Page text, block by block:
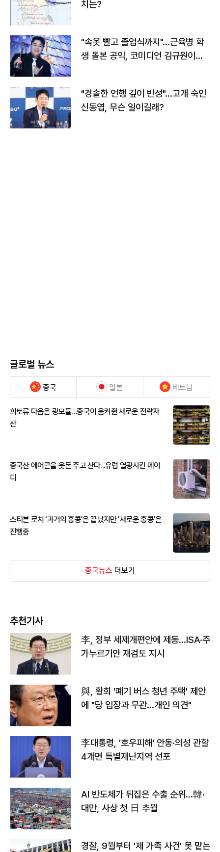
치는?
"속옷 빨고 졸업식까지"…근육병 학
생 돌본 공익, 코미디언 김규원이었
"경솔한 언행 깊이 반성"…고개 숙인
신동엽, 무슨 일이길래?
글로벌 뉴스
중국 일본 베트남
희토류 다음은 광모듈…중국이 움켜쥔 새로운 전략자
산
중국산 에어콘을 웃돈 주고 산다...유럽 열광시킨 메이
디
스티븐 로치 '과거의 홍콩'은 끝났지만 '새로운 홍콩'은
진행중
중국뉴스 더보기
추천기사
李, 정부 세제개편안에 제동…ISA·주
가누르기안 재검토 지시
與, 황희 '폐기 버스 청년 주택' 제안
에 "당 입장과 무관…개인 의견"
李대통령, '호우피해' 안동·의성 관할
4개면 특별재난지역 선포
AI 반도체가 뒤집은 수출 순위…韓·
대만, 사상 첫 日 추월
경찰, 9월부터 '제 가족 사건' 못 맡는